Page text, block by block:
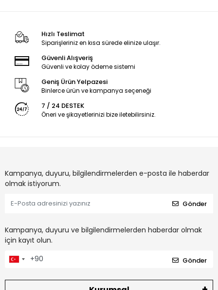
Hızlı Teslimat
Siparişleriniz en kısa sürede elinize ulaşır.
Güvenli Alışveriş
Güvenli ve kolay ödeme sistemi
Geniş Ürün Yelpazesi
Binlerce ürün ve kampanya seçeneği
7 / 24 DESTEK
Öneri ve şikayetlerinizi bize iletebilirsiniz.
Kampanya, duyuru, bilgilendirmelerden e-posta ile haberdar
olmak istiyorum.
Gönder
Kampanya, duyuru ve bilgilendirmelerden haberdar olmak
için kayıt olun.
Gönder